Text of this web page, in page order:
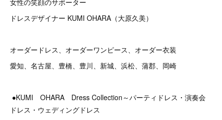
女性の笑顔のサポーター
ドレスデザイナー KUMI OHARA（大原久美）
オーダードレス、オーダーワンピース、オーダー衣装
愛知、名古屋、豊橋、豊川、新城、浜松、蒲郡、岡崎
●KUMI OHARA Dress Collection～パーティドレス・演奏会
ドレス・ウェディングドレス